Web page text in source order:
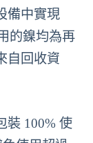
備中實現
的鎳均為再
自回收資
裝 100% 使